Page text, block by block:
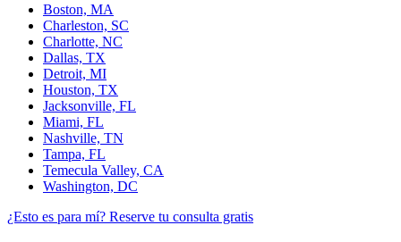
Boston, MA
Charleston, SC
Charlotte, NC
Dallas, TX
Detroit, MI
Houston, TX
Jacksonville, FL
Miami, FL
Nashville, TN
Tampa, FL
Temecula Valley, CA
Washington, DC
¿Esto es para mí? Reserve tu consulta gratis